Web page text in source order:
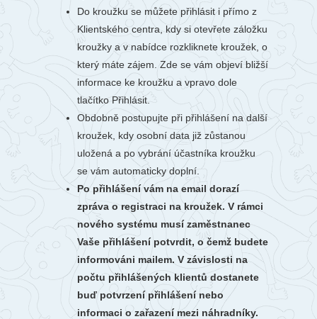
Do kroužku se můžete přihlásit i přímo z
Klientského centra, kdy si otevřete záložku
kroužky a v nabídce rozkliknete kroužek, o
který máte zájem. Zde se vám objeví bližší
informace ke kroužku a vpravo dole
tlačítko Přihlásit.
Obdobně postupujte při přihlášení na další
kroužek, kdy osobní data již zůstanou
uložená a po vybrání účastníka kroužku
se vám automaticky doplní.
Po přihlášení vám na email dorazí
zpráva o registraci na kroužek. V rámci
nového systému musí zaměstnanec
Vaše přihlášení potvrdit, o čemž budete
informováni mailem. V závislosti na
počtu přihlášených klientů dostanete
buď potvrzení přihlášení nebo
informaci o zařazení mezi náhradníky.